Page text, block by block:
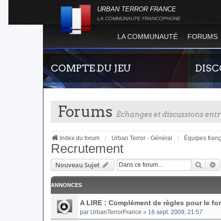
URBAN TERROR FRANCE
LA COMMUNAUTE FRANCOPHONE
LA COMMUNAUTÉ FORUMS
COMPTE DU JEU
Guide rapide concernant l'inscription sur le
site officiel du jeu. Créez ainsi votre compte
joueur qui permet d'être authentifié sur les
serveurs de jeu de la 4.2 !
France !
Forums Échanges et discussions
Index du forum Urban Terror - Général Équipes
Recrutement
Nouveau Sujet
ANNONCES
A LIRE : Complément de règles pour le
par UrbanTerrorFrance » 16 sept. 2009, 21:57